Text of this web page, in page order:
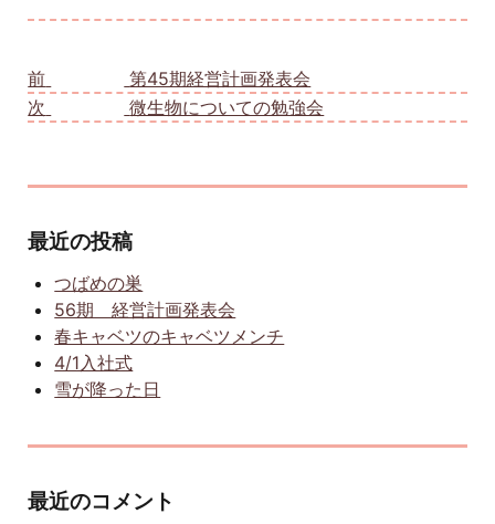
前
第45期経営計画発表会
次
微生物についての勉強会
最近の投稿
つばめの巣
56期 経営計画発表会
春キャベツのキャベツメンチ
4/1入社式
雪が降った日
最近のコメント